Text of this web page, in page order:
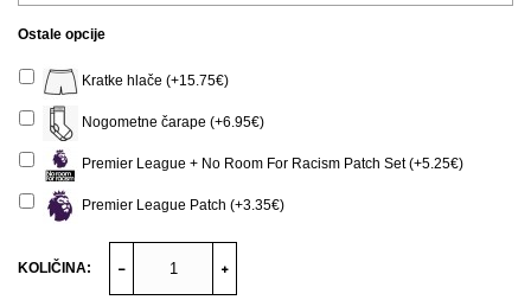
Ostale opcije
Kratke hlače (+15.75€)
Nogometne čarape (+6.95€)
Premier League + No Room For Racism Patch Set (+5.25€)
Premier League Patch (+3.35€)
KOLIČINA: